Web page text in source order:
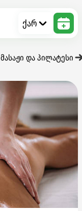
ქარ
მასაჟი და პილატესი